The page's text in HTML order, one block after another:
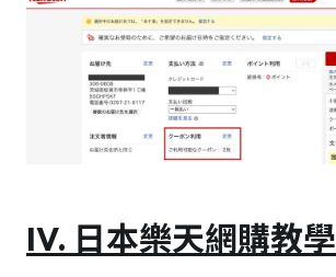
IV. 日本樂天網購教學